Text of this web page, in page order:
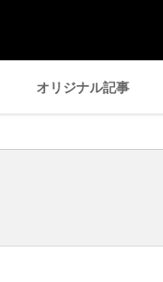
オリジナル記事